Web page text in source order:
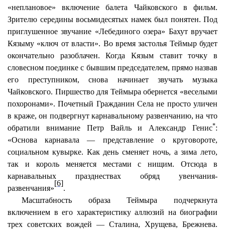
«неплановое» включение балета Чайковского в фильм.
Зрителю середины восьмидесятых намек был понятен. Под
приглушенное звучание «Лебединого озера» Бахутвручает
Кязыму «ключ от власти». Во время застолья Теймырбудет
окончательно разоблачен. Когда Кязым ставит точку в
словесном поединке с бывшим председателем, прямо назвав
его преступником, снова начинает звучать музыка
Чайковского. Пиршество для Теймыра обернется «веселыми
похоронами». Почетный Гражданин Села не просто уличен
в краже, он подвергнут карнавальному развенчанию, на что
обратили внимание Петр Вайльи Александр Генис*:
«Основа карнавала — представление о круговороте,
социальном кувырке. Как день сменяет ночь, а зима лето,
так и король меняется местами с нищим. Отсюда в
карнавальных празднествах обряд увенчания-
развенчания»
[6]
.
Масштабность образаТеймыра подчеркнута
включением в его характеристику аллюзий на биографии
трех советских вождей — Сталина, Хрущева, Брежнева.